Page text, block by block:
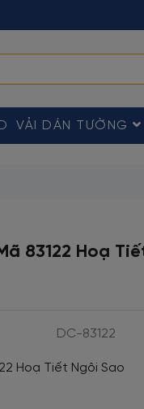
VẢI DÁN TƯỜNG
83122 Hoạ
DC-83122
Hoạ Tiết Ngôi Sao